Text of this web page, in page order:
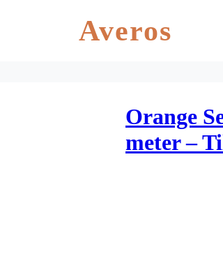
Averos
Orange
meter –